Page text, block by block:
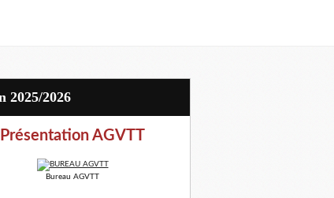
2025/2026
Présentation AGVTT
Bureau AGVTT